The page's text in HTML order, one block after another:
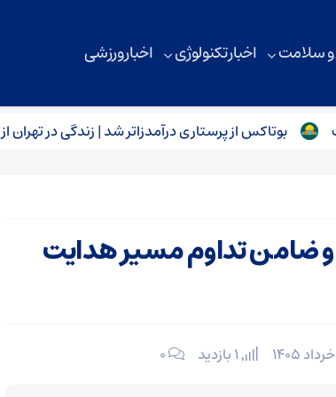
و سلامت اخبار تکنولوژی اخبار ورزشی
از پرستاری درآمدزاتر شد | زندگی در تهران از توان
و ضامن تداوم مسیر هدایت
۰